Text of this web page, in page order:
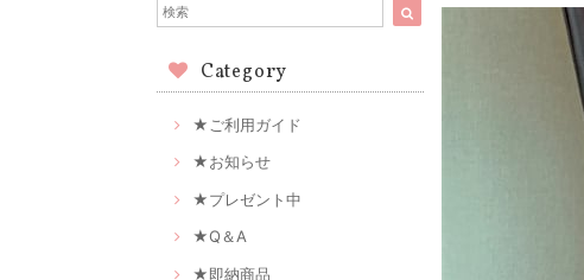
Category
★ご利用ガイド
★お知らせ
★プレゼント中
★Q＆A
★即納商品